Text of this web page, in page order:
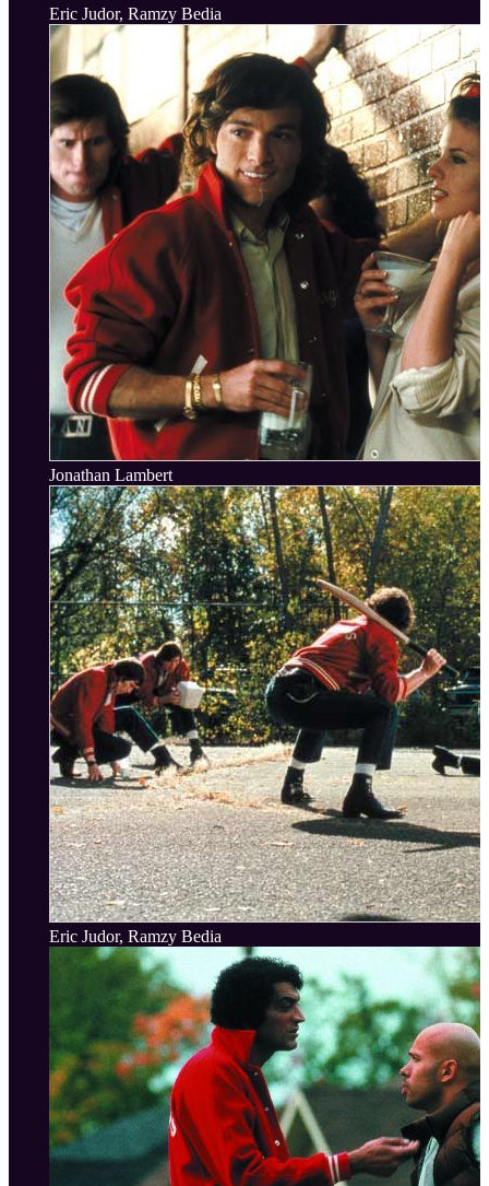
Eric Judor, Ramzy Bedia
Jonathan Lambert
Eric Judor, Ramzy Bedia